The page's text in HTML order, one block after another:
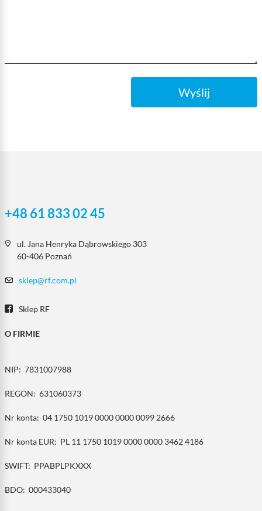
Wyślij
+48 61 833 02 45
ul. Jana Henryka Dąbrowskiego 303
60-406 Poznań
sklep@rf.com.pl
Sklep RF
O FIRMIE
NIP: 7831007988
REGON: 631060373
Nr konta: 04 1750 1019 0000 0000 0099 2666
Nr konta EUR: PL 11 1750 1019 0000 0000 3462 4186
SWIFT: PPABPLPKXXX
BDO: 000433040